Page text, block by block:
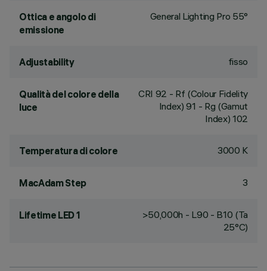
Ottica e angolo di
emissione
General Lighting Pro 55°
Adjustability fisso
Qualità del colore della
luce
CRI 92 - Rf (Colour Fidelity
Index) 91 - Rg (Gamut
Index) 102
Temperatura di colore 3000 K
MacAdam Step 3
Lifetime LED 1
>50,000h - L90 - B10 (Ta
25°C)